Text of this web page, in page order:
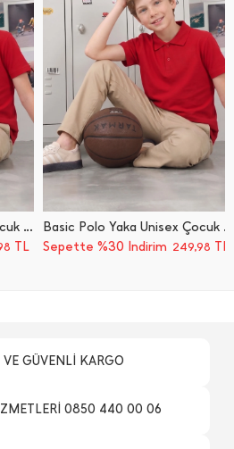
Basic Polo Yaka Unisex Çocuk Tişört
TL
Basic Polo Yaka Unisex Çocuk Tişört
Sepette %30 İndirim 249,98 TL
VE GÜVENLİ KARGO
0850 440 00 06